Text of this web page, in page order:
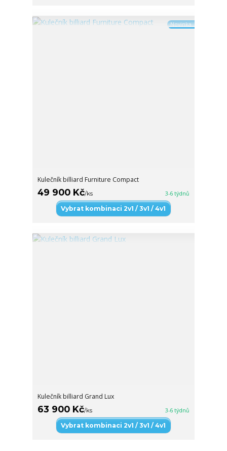
Novinka
Kulečník billiard Furniture Compact
49 900 Kč/ks 3-6 týdnů
Vybrat kombinaci 2v1 / 3v1 / 4v1
Kulečník billiard Grand Lux
63 900 Kč/ks 3-6 týdnů
Vybrat kombinaci 2v1 / 3v1 / 4v1